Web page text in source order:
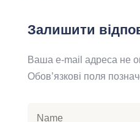
Залишити
Ваша e-mail адреса не
Обов’язкові поля